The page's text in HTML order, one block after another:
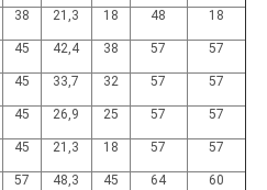
38 21,3 18 48 18
45 42,4 38 57 57
45 33,7 32 57 57
45 26,9 25 57 57
45 21,3 18 57 57
57 48,3 45 64
60